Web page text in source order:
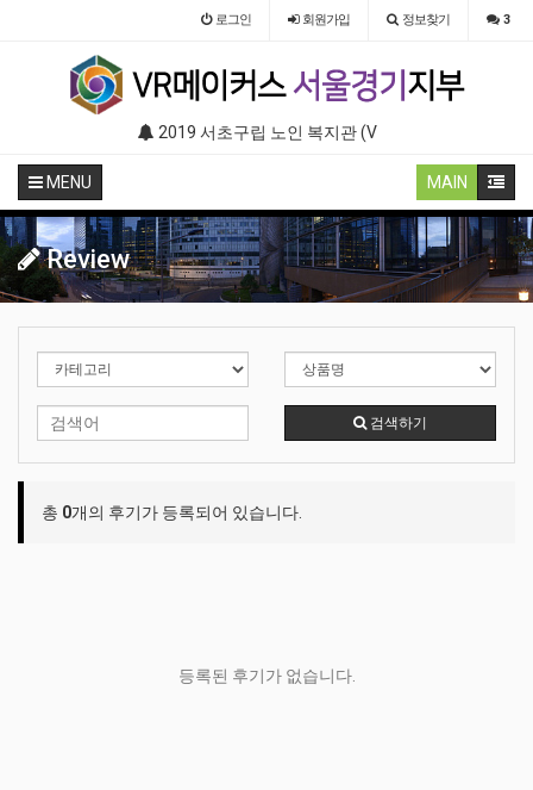
로그인 회원가입 정보찾기 3
2019 서초구립 노인 복지관 (VR 설치) - VR 구축 판매
MENU MAIN
Review
검색하기
총 0개의 후기가 등록되어 있습니다.
등록된 후기가 없습니다.